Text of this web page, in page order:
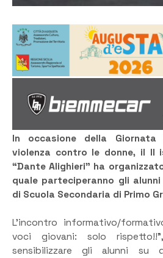
In occasione della Giornata
violenza contro le donne, il II
“Dante Alighieri” ha
quale parteciperanno gli
di Scuola Secondaria di Primo
L’incontro informativo/
voci giovani: solo
sensibilizzare gli alunni su